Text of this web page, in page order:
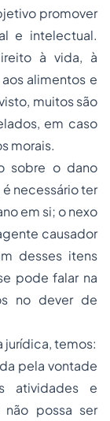
promover
e intelectual.
à vida, à
alimentos e
muitos são
em caso
morais.
sobre o dano
necessário ter
em si; o nexo
causador
desses itens
pode falar na
no dever de
jurídica, temos:
pela vontade
atividades e
não possa ser